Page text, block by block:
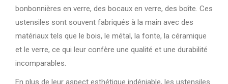
bonbonnières en verre, des bocaux en verre, des boîte. Ces
ustensiles sont souvent fabriqués à la main avec des
matériaux tels que le bois, le métal, la fonte, la céramique
et le verre, ce qui leur confère une qualité et une durabilité
incomparables.
En plus de leur aspect esthétique indéniable, les ustensiles